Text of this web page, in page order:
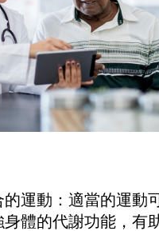
動：適當的運動
體的代謝功能，有